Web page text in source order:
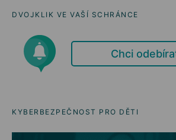
DVOJKLIK VE VAŠÍ SCHRÁNCE
Chci
KYBERBEZPEČNOST PRO DĚTI